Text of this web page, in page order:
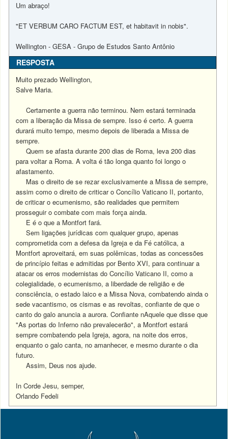
Um abraço!
"ET VERBUM CARO FACTUM EST, et habitavit in nobis".
Wellington - GESA - Grupo de Estudos Santo Antônio
RESPOSTA
Muito prezado Wellington,
Salve Maria.
Certamente a guerra não terminou. Nem estará terminada
com a liberação da Missa de sempre. Isso é certo. A guerra
durará muito tempo, mesmo depois de liberada a Missa de
sempre.
Quem se afasta durante 200 dias de Roma, leva 200 dias
para voltar a Roma. A volta é tão longa quanto foi longo o
afastamento.
Mas o direito de se rezar exclusivamente a Missa de sempre,
assim como o direito de criticar o Concílio Vaticano II, portanto,
de criticar o ecumenismo, são realidades que permitem
prosseguir o combate com mais força ainda.
E é o que a Montfort fará.
Sem ligações jurídicas com qualquer grupo, apenas
comprometida com a defesa da Igreja e da Fé católica, a
Montfort aproveitará, em suas polêmicas, todas as concessões
de princípio feitas e admitidas por Bento XVI, para continuar a
atacar os erros modernistas do Concílio Vaticano II, como a
colegialidade, o ecumenismo, a liberdade de religião e de
consciência, o estado laico e a Missa Nova, combatendo ainda o
sede vacantismo, os cismas e as revoltas, confiante de que o
canto do galo anuncia a aurora. Confiante nAquele que disse que
"As portas do Inferno não prevalecerão", a Montfort estará
sempre combatendo pela Igreja, agora, na noite dos erros,
enquanto o galo canta, no amanhecer, e mesmo durante o dia
futuro.
Assim, Deus nos ajude.
In Corde Jesu, semper,
Orlando Fedeli